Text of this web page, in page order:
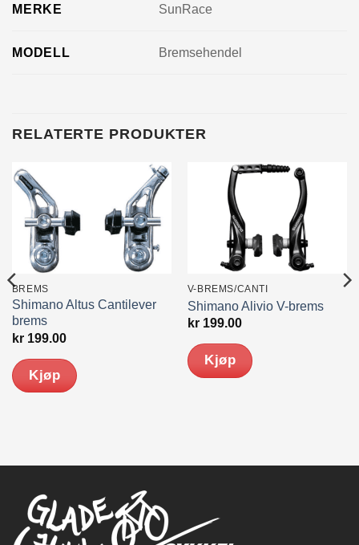
MERKE SunRace
MODELL Bremsehendel
RELATERTE PRODUKTER
BREMS
Shimano Altus Cantilever
brems
kr199.00
Kjøp
V-BREMS/CANTI
Shimano Alivio V-brems
kr199.00
Kjøp